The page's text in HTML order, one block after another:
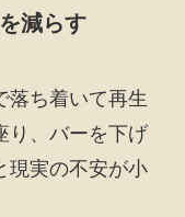
減らす
落ち着いて再生
り、バーを下げ
現実の不安が小